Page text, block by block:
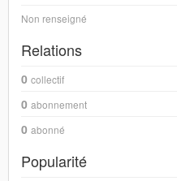
Non renseigné
Relations
0 collectif
0 abonnement
0 abonné
Popularité